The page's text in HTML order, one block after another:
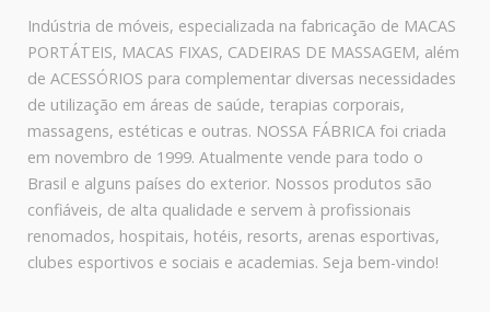
Indústria de móveis, especializada na fabricação de MACAS
PORTÁTEIS, MACAS FIXAS, CADEIRAS DE MASSAGEM, além
de ACESSÓRIOS para complementar diversas necessidades
de utilização em áreas de saúde, terapias corporais,
massagens, estéticas e outras. NOSSA FÁBRICA foi criada
em novembro de 1999. Atualmente vende para todo o
Brasil e alguns países do exterior. Nossos produtos são
confiáveis, de alta qualidade e servem à profissionais
renomados, hospitais, hotéis, resorts, arenas esportivas,
clubes esportivos e sociais e academias. Seja bem-vindo!